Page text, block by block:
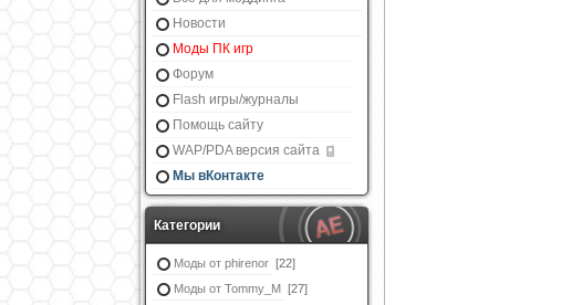
Новости
Моды ПК игр
Форум
Flash игры/журналы
Помощь сайту
WAP/PDA версия сайта
Мы вКонтакте
Категории
Моды от phirenor [22]
Моды от Tommy_M [27]